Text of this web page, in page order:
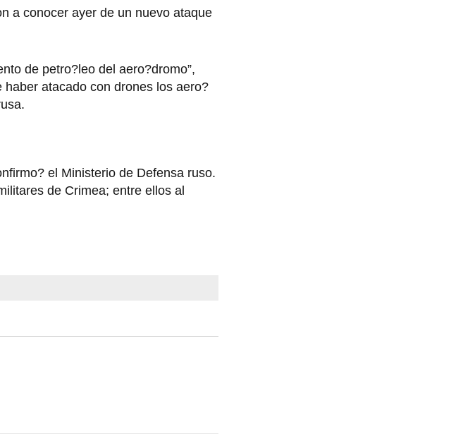
a conocer ayer de un nuevo ataque
de petro?leo del aero?dromo”,
atacado con drones los aero?
el Ministerio de Defensa ruso.
de Crimea; entre ellos al